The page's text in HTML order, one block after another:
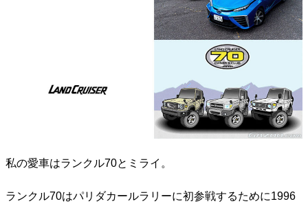
私の愛車はランクル70とミライ。
ランクル70はパリダカールラリーに初参戦するために1996